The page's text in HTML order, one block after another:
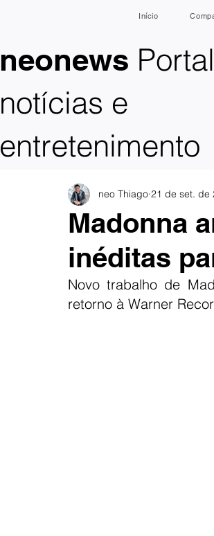
neonews
notícias e
entretenimento
Início
Madonna
inéditas
neo Thiago 21 de set. de
Novo trabalho de
retorno à Warner